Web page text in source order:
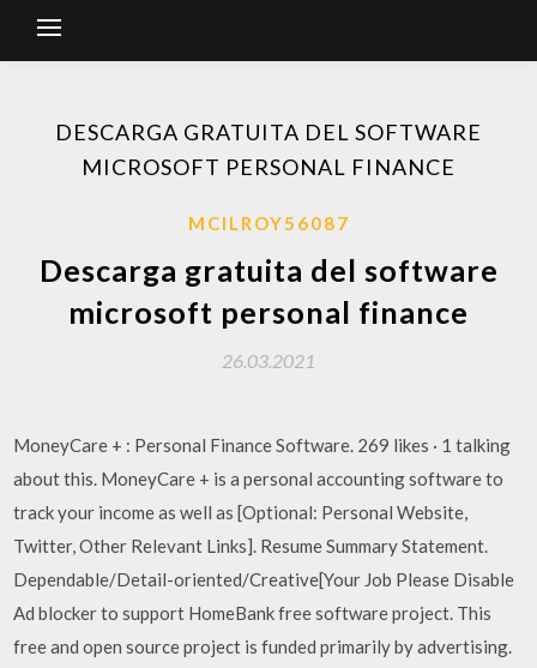
DESCARGA GRATUITA DEL SOFTWARE
MICROSOFT PERSONAL FINANCE
MCILROY56087
Descarga gratuita del software
microsoft personal finance
26.03.2021
MoneyCare + : Personal Finance Software. 269 likes · 1 talking
about this. MoneyCare + is a personal accounting software to
track your income as well as [Optional: Personal Website,
Twitter, Other Relevant Links]. Resume Summary Statement.
Dependable/Detail-oriented/Creative[Your Job Please Disable
Ad blocker to support HomeBank free software project. This
free and open source project is funded primarily by advertising.